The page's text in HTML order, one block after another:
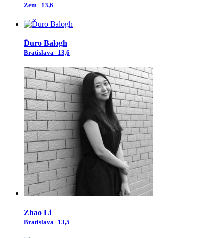
Zem 13,6
Ďuro Balogh
Bratislava 13,6
Zhao Li
Bratislava 13,5